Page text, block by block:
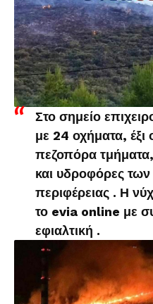
Στο σημείο
με 24 οχήματα,
πεζοπόρα
και υδροφόρες
περιφέρειας . Η
το evia online με
εφιαλτική .